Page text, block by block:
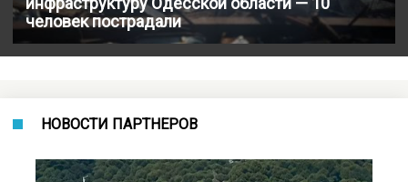
человек пострадали
НОВОСТИ ПАРТНЕРОВ